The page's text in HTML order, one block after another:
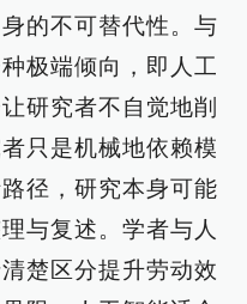
的不可替代性。与
极端倾向，即人工
研究者不自觉地削
只是机械地依赖模
径，研究本身可能
与复述。学者与人
楚区分提升劳动效